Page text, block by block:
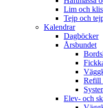
Lim och
Tejp och
Kalendrar
Dagböcker
Årsbundet
Refill
Elev- och